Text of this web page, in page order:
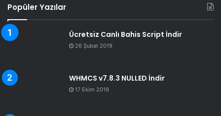
Popüler Yazılar
Ücretsiz Canlı Bahis Script İndir
26 Şubat 2019
WHMCS v7.8.3 NULLED İndir
17 Ekim 2019